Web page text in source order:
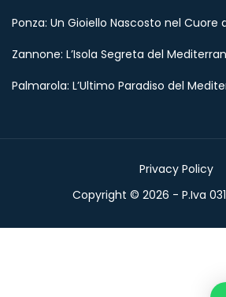
Ponza: Un Gioiello Nascosto nel Cuore
Zannone: L’Isola Segreta del
Palmarola: L’Ultimo Paradiso del
Copyright © 2026 - P.Iva
Privacy Policy